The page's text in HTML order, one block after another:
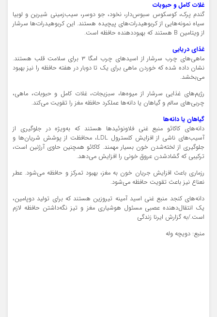
غلات کامل و حبوبات
گندم پرک، کوسکوس سبوس‌دار، نخود، جو دوسر، سیب‌زمینی شیرین و لوبیا
سیاه نمونه‌هایی از کربوهیدرات‌های پیچیده هستند. این کربوهیدرات‌ها سرشار
از ویتامین B هستند که بهبوددهنده حافظه است.
غذای دریایی
ماهی‌های چرب سرشار از اسیدهای چرب امگا ۳ برای سلامت قلب هستند.
نشان داده شده که خوردن ماهی برای یک تا دوبار در هفته حافظه را نیز بهبود
می‌بخشد.
رژیم‌های غذایی سرشار از میوه‌ها، سبزیجات، غلات کامل و حبوبات، ماهی،
چربی‌های سالم‌ و گیاهان یا دانه‌ها عملکرد حافظه مغز را تقویت می‌کند.
گیاهان یا دانه‌ها
دانه‌های کاکائو منبع غنی فلاونوئیدها هستند که به‌ویژه در جلوگیری از
آسیب‌های ناشی از افزایش کلسترول LDL، محافظت از پوشش شریان‌ها و
جلوگیری از لخته‌شدن خون بسیار مهمند. کاکائو همچنین حاوی آرژنین است،
ترکیبی که گشادشدن عروق خونی را افزایش می‌دهد.
رزماری باعث افزایش جریان خون به مغز، بهبود تمرکز و حافظه می‌شود. عطر
نعناع نیز باعث تقویت حافظه می‌شود.
دانه‌های کنجد منبع غنی اسید آمینه تیروزین هستند که برای تولید دوپامین،
یک انتقال‌دهنده عصبی مسئول هوشیاری مغز و تیز نگه‌داشتن حافظه لازم
است./به گزارش ایرنا زندگی
منبع: دویچه وله